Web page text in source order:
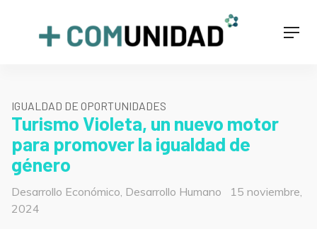
+COMUNIDAD
IGUALDAD DE OPORTUNIDADES
Turismo Violeta, un nuevo motor
para promover la igualdad de
género
Categorías
Desarrollo Económico, Desarrollo Humano
Posted
15 noviembre,
2024